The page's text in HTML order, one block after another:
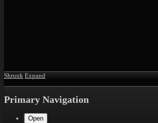
Shrunk Expand
Primary Navigation
Open